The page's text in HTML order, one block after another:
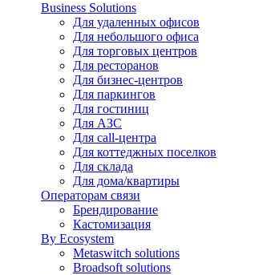
Business Solutions
Для удаленных офисов
Для небольшого офиса
Для торговых центров
Для ресторанов
Для бизнес-центров
Для паркингов
Для гостиниц
Для АЗС
Для call-центра
Для коттеджных поселков
Для склада
Для дома/квартиры
Операторам связи
Брендирование
Кастомизация
By Ecosystem
Metaswitch solutions
Broadsoft solutions